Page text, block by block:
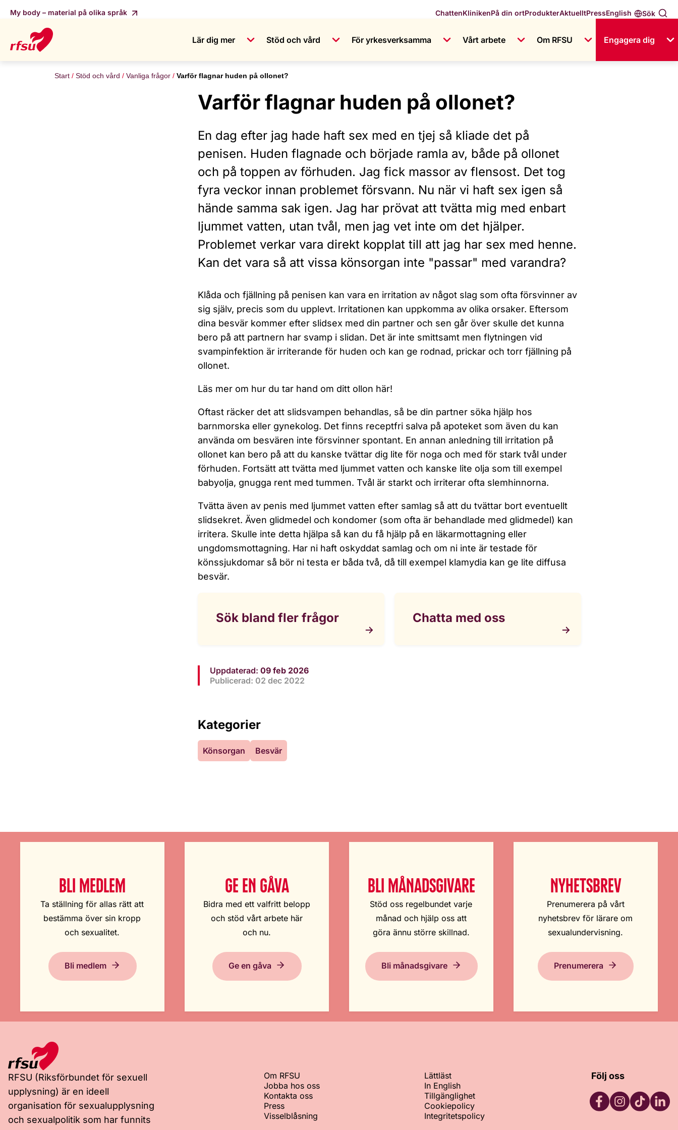
My body – material på olika språk Sök
English
ChattenKlinikenPå din ortProdukterAktuelltPress
Lär dig mer Stöd och vård För yrkesverksamma Vårt arbete Om RFSU Engagera dig
Start Stöd och vård Vanliga frågor Varför flagnar huden på ollonet?
Varför flagnar huden på ollonet?
En dag efter jag hade haft sex med en tjej så kliade det på
penisen. Huden flagnade och började ramla av, både på ollonet
och på toppen av förhuden. Jag fick massor av flensost. Det tog
fyra veckor innan problemet försvann. Nu när vi haft sex igen så
hände samma sak igen. Jag har prövat att tvätta mig med enbart
ljummet vatten, utan tvål, men jag vet inte om det hjälper.
Problemet verkar vara direkt kopplat till att jag har sex med henne.
Kan det vara så att vissa könsorgan inte "passar" med varandra?
Klåda och fjällning på penisen kan vara en irritation av något slag som ofta försvinner av
sig själv, precis som du upplevt. Irritationen kan uppkomma av olika orsaker. Eftersom
dina besvär kommer efter slidsex med din partner och sen går över skulle det kunna
bero på att partnern har svamp i slidan. Det är inte smittsamt men flytningen vid
svampinfektion är irriterande för huden och kan ge rodnad, prickar och torr fjällning på
ollonet.
Läs mer om hur du tar hand om ditt ollon här!
Oftast räcker det att slidsvampen behandlas, så be din partner söka hjälp hos
barnmorska eller gynekolog. Det finns receptfri salva på apoteket som även du kan
använda om besvären inte försvinner spontant. En annan anledning till irritation på
ollonet kan bero på att du kanske tvättar dig lite för noga och med för stark tvål under
förhuden. Fortsätt att tvätta med ljummet vatten och kanske lite olja som till exempel
babyolja, gnugga rent med tummen. Tvål är starkt och irriterar ofta slemhinnorna.
Tvätta även av penis med ljummet vatten efter samlag så att du tvättar bort eventuellt
slidsekret. Även glidmedel och kondomer (som ofta är behandlade med glidmedel) kan
irritera. Skulle inte detta hjälpa så kan du få hjälp på en läkarmottagning eller
ungdomsmottagning. Har ni haft oskyddat samlag och om ni inte är testade för
könssjukdomar så bör ni testa er båda två, då till exempel klamydia kan ge lite diffusa
besvär.
Sök bland fler frågor Chatta med oss
Uppdaterad: 09 feb 2026
Publicerad: 02 dec 2022
Kategorier
Könsorgan Besvär
BLI MEDLEM
Ta ställning för allas rätt att
bestämma över sin kropp
och sexualitet.
Bli medlem
GE EN GÅVA
Bidra med ett valfritt belopp
och stöd vårt arbete här
och nu.
Ge en gåva
BLI MÅNADSGIVARE
Stöd oss regelbundet varje
månad och hjälp oss att
göra ännu större skillnad.
Bli månadsgivare
NYHETSBREV
Prenumerera på vårt
nyhetsbrev för lärare om
sexualundervisning.
Prenumerera
RFSU (Riksförbundet för sexuell
upplysning) är en ideell
organisation för sexualupplysning
och sexualpolitik som har funnits
Om RFSU
Jobba hos oss
Kontakta oss
Press
Visselblåsning
Lättläst
In English
Tillgänglighet
Cookiepolicy
Integritetspolicy
Följ oss